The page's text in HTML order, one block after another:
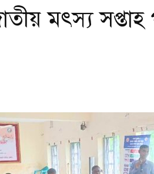
মৎস্য সপ্তাহ